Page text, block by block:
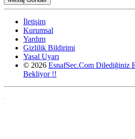
İletişim
Kurumsal
Yardım
Gizlilik Bildirimi
Yasal Uyarı
© 2026 EsnafSec.Com Dilediğiniz
Bekliyor !!
,